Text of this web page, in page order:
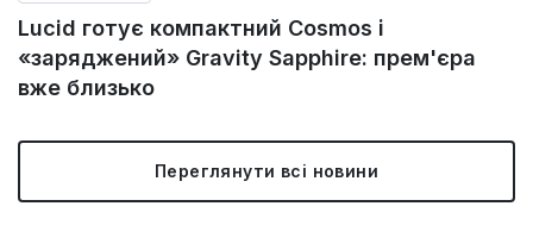
Lucid готує компактний Cosmos і
«заряджений» Gravity Sapphire: прем'єра
вже близько
Переглянути всі новини